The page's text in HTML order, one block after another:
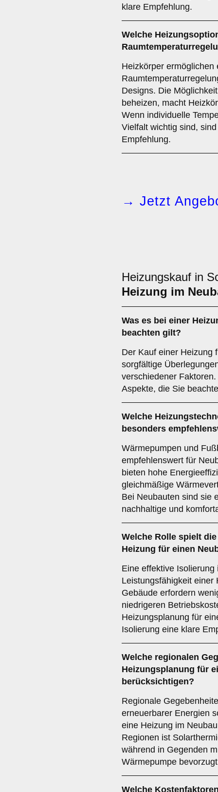
klare Empfehlung.
Welche
Heizkörper ermöglichen
Designs. Die
beheizen, macht
Wenn individuelle
Vielfalt wichtig sind,
Empfehlung.
→ Jetzt
Heizungskauf in
Heizung im
Was es bei einer
beachten gilt?
Der Kauf einer Heizung
sorgfältige
verschiedener
Aspekte, die Sie
Welche
besonders
Wärmepumpen und
empfehlenswert für
bieten hohe
gleichmäßige
Bei Neubauten sind sie
nachhaltige und
Welche Rolle spielt
Heizung für einen
Eine effektive
Leistungsfähigkeit einer
Gebäude erfordern
niedrigeren
Heizungsplanung für
Isolierung eine klare
Welche regionalen
Heizungsplanung für
berücksichtigen?
Regionale
erneuerbarer Energien
eine Heizung im
Regionen ist
während in Gegenden
Wärmepumpe
Welche